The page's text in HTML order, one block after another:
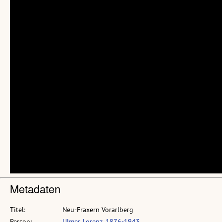
Metadaten
Titel:
Neu-Fraxern Vorarlberg